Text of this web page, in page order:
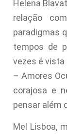
Helena
relação
paradigmas
tempos de
vezes é vista
– Amores
corajosa e
pensar além
Mel Lisboa,